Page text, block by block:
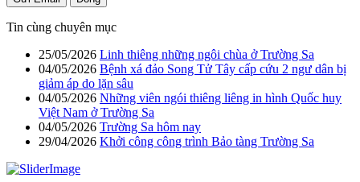
Tin cùng chuyên mục
25/05/2026 Linh thiêng những ngôi chùa ở Trường Sa
04/05/2026 Bệnh xá đảo Song Tử Tây cấp cứu 2 ngư dân bị
giảm áp do lặn sâu
04/05/2026 Những viên ngói thiêng liêng in hình Quốc huy
Việt Nam ở Trường Sa
04/05/2026 Trường Sa hôm nay
29/04/2026 Khởi công công trình Bảo tàng Trường Sa